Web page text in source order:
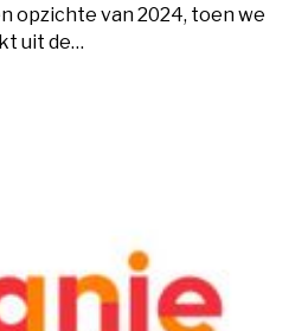
opzichte van 2024, toen we
uit de…